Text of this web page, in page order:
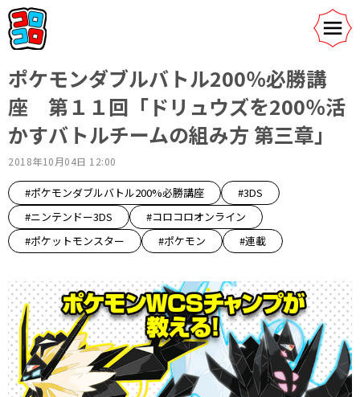
ポケモンダブルバトル200％必勝講
座 第１１回「ドリュウズを200％活
かすバトルチームの組み方 第三章」
2018年10月04日 12:00
#ポケモンダブルバトル200%必勝講座
#3DS
#ニンテンドー3DS
#コロコロオンライン
#ポケットモンスター
#ポケモン #連載